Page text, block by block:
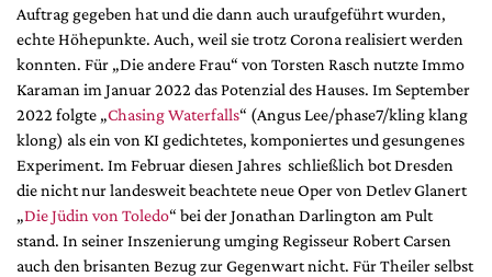
Auftrag gegeben hat und die dann auch uraufgeführt wurden,
echte Höhepunkte. Auch, weil sie trotz Corona realisiert werden
konnten. Für „Die andere Frau“ von Torsten Rasch nutzte Immo
Karaman im Januar 2022 das Potenzial des Hauses. Im September
2022 folgte „Chasing Waterfalls“ (Angus Lee/phase7/kling klang
klong) als ein von KI gedichtetes, komponiertes und gesungenes
Experiment. Im Februar diesen Jahres schließlich bot Dresden
die nicht nur landesweit beachtete neue Oper von Detlev Glanert
„Die Jüdin von Toledo“ bei der Jonathan Darlington am Pult
stand. In seiner Inszenierung umging Regisseur Robert Carsen
auch den brisanten Bezug zur Gegenwart nicht. Für Theiler selbst